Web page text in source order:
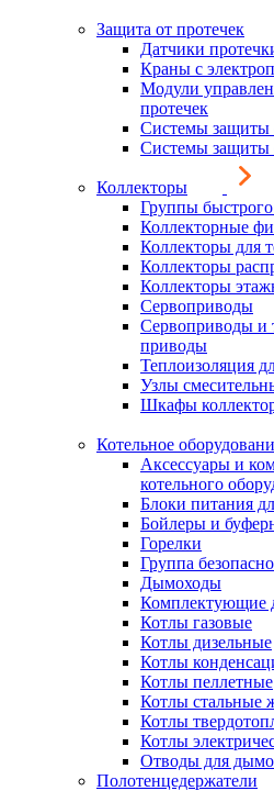
Защита от протечек
Датчики
Краны с
Модули
протечек
Системы защиты
Системы защиты
Коллекторы
Группы
Коллекторные
Коллекторы для
Коллекторы
Коллекторы
Сервоприводы
Сервоприводы и
приводы
Теплоизоляция
Узлы
Шкафы
Котельное
Аксессуары и
котельного
Блоки питания
Бойлеры и
Горелки
Группа
Дымоходы
Комплектующие
Котлы газовые
Котлы дизельные
Котлы
Котлы пеллетные
Котлы стальные
Котлы
Котлы
Отводы для
Полотенцедержатели